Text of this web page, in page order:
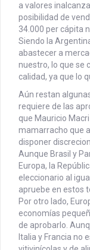
a valores
posibilidad de
34.000 per cápita
Siendo la
abastecer a
nuestro, lo que se
calidad, ya que lo
Aún restan
requiere de las
que Mauricio
mamarracho que
disponer
Aunque Brasil y
Europa, la
eleccionario al
apruebe en estos
Por otro lado,
economías
de aprobarlo.
Italia y Francia no